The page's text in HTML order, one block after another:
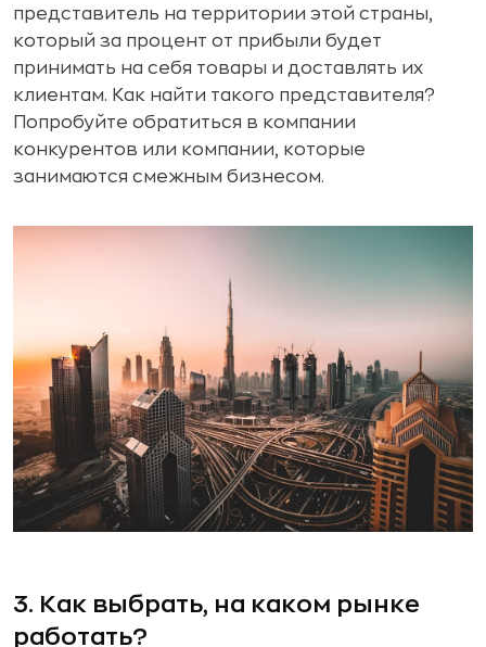
представитель на территории этой страны,
который за процент от прибыли будет
принимать на себя товары и доставлять их
клиентам. Как найти такого представителя?
Попробуйте обратиться в компании
конкурентов или компании, которые
занимаются смежным бизнесом.
3. Как выбрать, на каком рынке
работать?